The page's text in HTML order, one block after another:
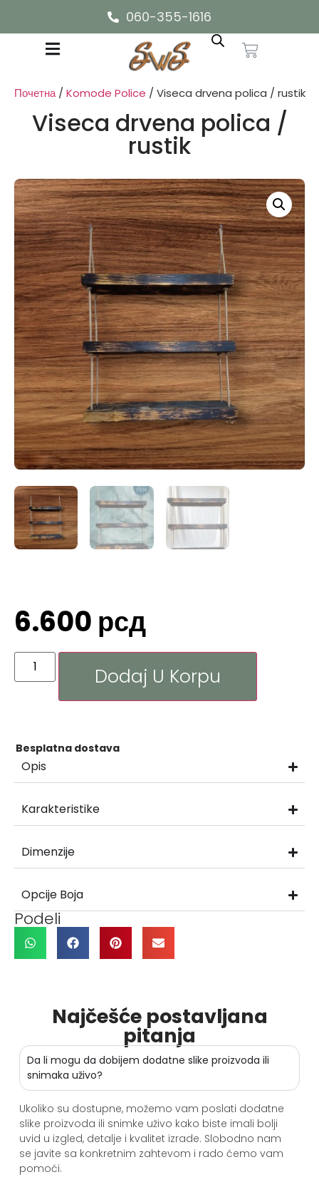
060-355-1616
Почетна/Komode Police / Viseca drvena polica / rustik
Viseca drvena polica /
rustik
6.600 рсд
Dodaj U Korpu
Besplatna dostava
Opis
Karakteristike
Dimenzije
Opcije Boja
Podeli
Najčešće postavljana
pitanja
Da li mogu da dobijem dodatne slike proizvoda ili
snimaka uživo?
Ukoliko su dostupne, možemo vam poslati dodatne
slike proizvoda ili snimke uživo kako biste imali bolji
uvid u izgled, detalje i kvalitet izrade. Slobodno nam
se javite sa konkretnim zahtevom i rado ćemo vam
pomoći.